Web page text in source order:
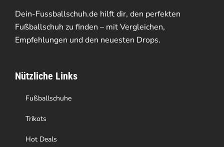
Die
Optionen
können
der
Produktseite
gewählt
werden
Dein-Fussballschuh.de hilft dir, den perfekten
Fußballschuh zu finden – mit Vergleichen,
Empfehlungen und den neuesten Drops.
Nützliche Links
Fußballschuhe
Trikots
Hot Deals